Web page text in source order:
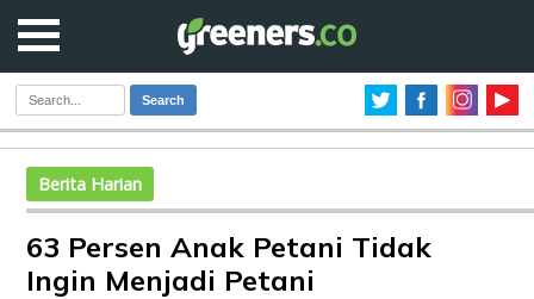
Search
Berita Harian
63 Persen Anak Petani Tidak
Ingin Menjadi Petani